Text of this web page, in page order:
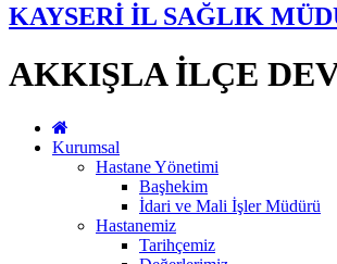
KAYSERİ İL SAĞLIK
AKKIŞLA İLÇE
Kurumsal
Hastane Yönetimi
Başhekim
İdari ve Mali İşler Müdürü
Hastanemiz
Tarihçemiz